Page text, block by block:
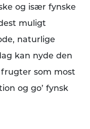
og især fynske
muligt
naturlige
kan nyde den
som most
og go’ fynsk